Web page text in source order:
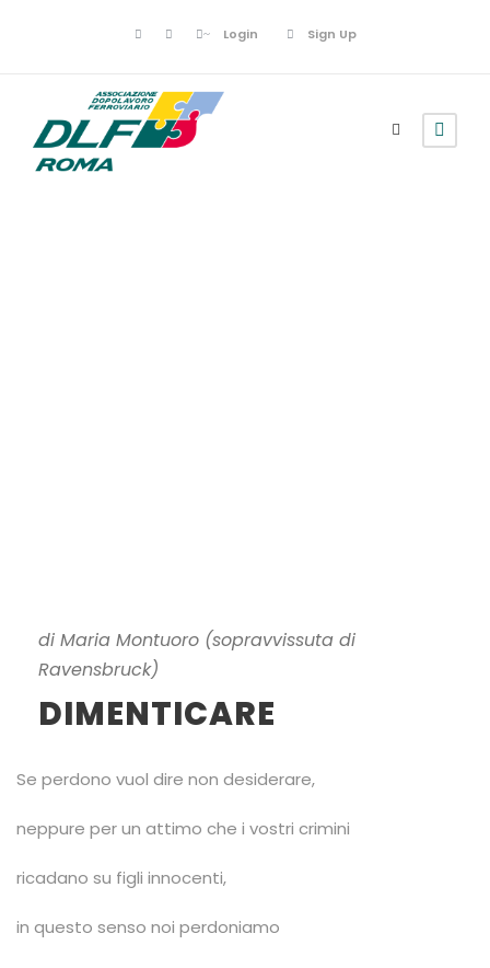
Login Sign Up
di Maria Montuoro (sopravvissuta di
Ravensbruck)
DIMENTICARE
Se perdono vuol dire non desiderare,
neppure per un attimo che i vostri crimini
ricadano su figli innocenti,
in questo senso noi perdoniamo